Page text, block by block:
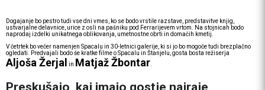
Dogajanje bo pestro tudi vse dni vmes, ko se bodo vrstile razstave, predstavitve knjig,
ustvarjalne delavnice, urice z osli na pašniku pod Ferrarijevem vrtom. Na stojnicah bodo
naprodaj izdelki unikatnega oblikovanja, umetnostne obrti in domačih kmetij.
V četrtek bo večer namenjen Spacalu in 30-letnici galerije, ki si jo bo mogoče tudi brezplačno
ogledati. Predvajali bodo še kratke filme o Spacalu in Štanjelu, gosta bosta režiserja
Aljoša Žerjal in Matjaž Žbontar
Preskušajo, kaj imajo gostje najraje